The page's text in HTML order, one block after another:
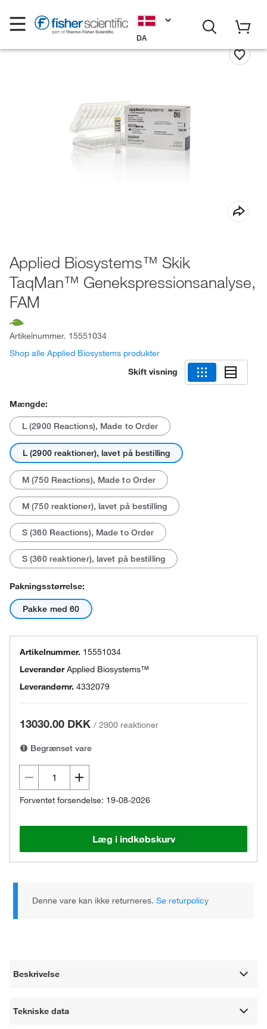
DA
Applied Biosystems™ Skik
TaqMan™ Genekspressionsanalyse,
FAM
Artikelnummer. 15551034
Shop alle Applied Biosystems produkter
Skift visning
Mængde:
L (2900 Reactions), Made to Order
L (2900 reaktioner), lavet på bestilling
M (750 Reactions), Made to Order
M (750 reaktioner), lavet på bestilling
S (360 Reactions), Made to Order
S (360 reaktioner), lavet på bestilling
Pakningsstørrelse:
Pakke med 60
Artikelnummer. 15551034
LeverandørApplied Biosystems™
Leverandørnr. 4332079
13030.00 DKK / 2900 reaktioner
Begrænset vare
Forventet forsendelse: 19-08-2026
Læg i indkøbskurv
Denne vare kan ikke returneres.Se returpolicy
Beskrivelse
Tekniske data